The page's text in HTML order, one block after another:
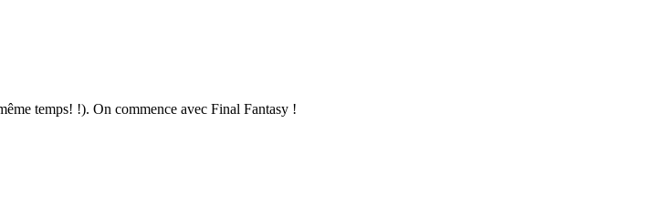
temps! !). On commence avec Final Fantasy !